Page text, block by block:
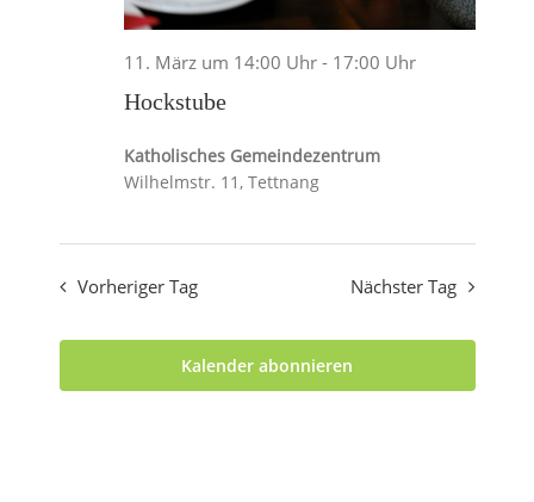
11. März um 14:00 Uhr- 17:00 Uhr
Hockstube
Katholisches Gemeindezentrum
Wilhelmstr. 11, Tettnang
Vorheriger Tag Nächster Tag
Kalender abonnieren